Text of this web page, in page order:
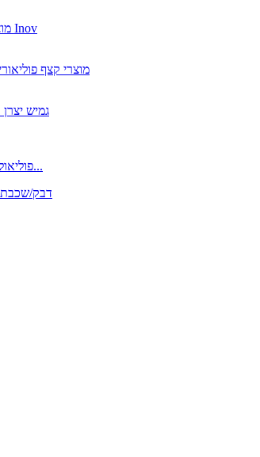
פולימר בעל ביצועים גבוהים Inov PPG פוליאול קשיח פולימר פולימר קשיח...